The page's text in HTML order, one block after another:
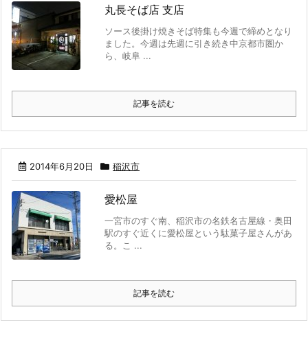
丸長そば店 支店
ソース後掛け焼きそば特集も今週で締めとなり
ました。今週は先週に引き続き中京都市圏か
ら、岐阜 ...
記事を読む
2014年6月20日 稲沢市
愛松屋
一宮市のすぐ南、稲沢市の名鉄名古屋線・奥田
駅のすぐ近くに愛松屋という駄菓子屋さんがあ
る。こ ...
記事を読む